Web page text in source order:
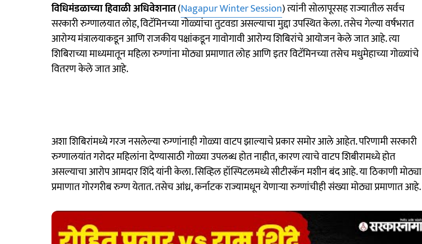
विधिमंडळाच्या हिवाळी अधिवेशनात(Nagapur Winter Session) त्यांनी सोलापूरसह राज्यातील सर्वच
सरकारी रुग्णालयात लोह, विटॅमिनच्या गोळ्यांचा तुटवडा असल्याचा मुद्दा उपस्थित केला. तसेच गेल्या वर्षभरात
आरोग्य मंत्रालयाकडून आणि राजकीय पक्षांकडून गावोगावी आरोग्य शिबिरांचे आयोजन केले जात आहे. त्या
शिबिराच्या माध्यमातून महिला रुग्णांना मोठ्या प्रमाणात लोह आणि इतर विटॅमिनच्या तसेच मधुमेहाच्या गोळ्यांचे
वितरण केले जात आहे.
अशा शिबिरांमध्ये गरज नसलेल्या रुग्णांनाही गोळ्या वाटप झाल्याचे प्रकार समोर आले आहेत. परिणामी सरकारी
रुग्णालयांत गरोदर महिलांना देण्यासाठी गोळ्या उपलब्ध होत नाहीत, कारण त्याचे वाटप शिबीरामध्ये होत
असल्याचा आरोप आमदार शिंदे यांनी केला. सिव्हिल हॉस्पिटलमध्ये सीटीस्कॅन मशीन बंद आहे. या ठिकाणी मोठ्या
प्रमाणात गोरगरीब रुग्ण येतात. तसेच आंध्र, कर्नाटक राज्यामधून येणाऱ्या रुग्णांचीही संख्या मोठ्या प्रमाणात आहे.